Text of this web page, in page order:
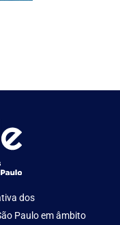
dos
Paulo em âmbito